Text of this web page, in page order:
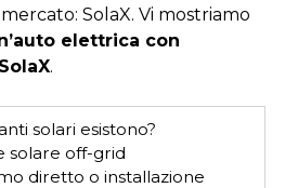
SolaX. Vi mostriamo
elettrica con
.
solari esistono?
solare off-grid
diretto o installazione